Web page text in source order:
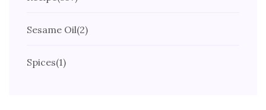
Sesame Oil(2)
Spices(1)